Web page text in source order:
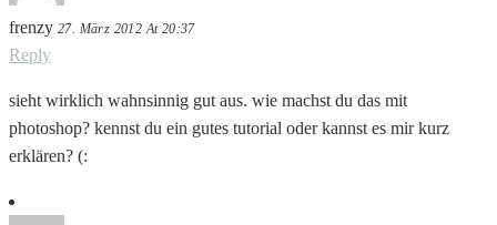
frenzy 27. März 2012 At 20:37
Reply
sieht wirklich wahnsinnig gut aus. wie machst du das mit
photoshop? kennst du ein gutes tutorial oder kannst es mir kurz
erklären? (: